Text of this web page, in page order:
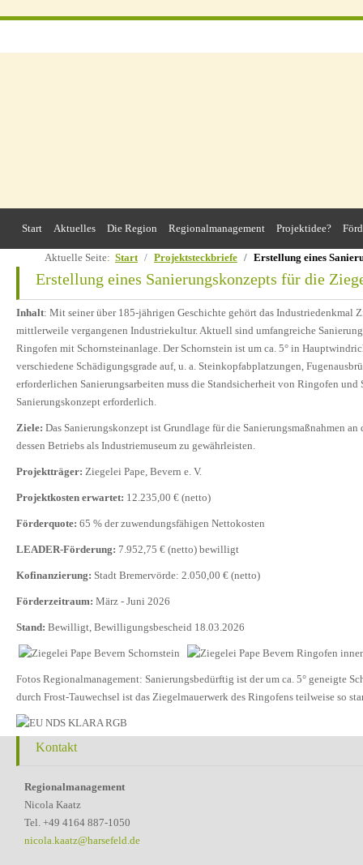
Start Aktuelles Die Region Regionalmanagement Projektidee?
Aktuelle Seite: Start Projektsteckbriefe Erstellung eines
Erstellung eines Sanierungskonzepts für die
Inhalt: Mit seiner über 185-jährigen Geschichte gehört das Industriedenkmal
mittlerweile vergangenen Industriekultur. Aktuell sind umfangreiche
Ringofen mit Schornsteinanlage. Der Schornstein ist um ca. 5° in
verschiedene Schädigungsgrade auf, u. a. Steinkopfabplatzungen,
erforderlichen Sanierungsarbeiten muss die Standsicherheit von Ringofen
Sanierungskonzept erforderlich.
Ziele: Das Sanierungskonzept ist Grundlage für die Sanierungsmaßnahmen
dessen Betriebs als Industriemuseum zu gewährleisten.
Projektträger: Ziegelei Pape, Bevern e. V.
Projektkosten erwartet: 12.235,00 € (netto)
Förderquote: 65 % der zuwendungsfähigen Nettokosten
LEADER-Förderung: 7.952,75 € (netto) bewilligt
Kofinanzierung: Stadt Bremervörde: 2.050,00 € (netto)
Förderzeitraum: März - Juni 2026
Stand: Bewilligt, Bewilligungsbescheid 18.03.2026
Fotos Regionalmanagement: Sanierungsbedürftig ist der um ca. 5° geneigte
durch Frost-Tauwechsel ist das Ziegelmauerwerk des Ringofens teilweise so
Kontakt
Regionalmanagement
Nicola Kaatz
Tel. +49 4164 887-1050
nicola.kaatz@harsefeld.de